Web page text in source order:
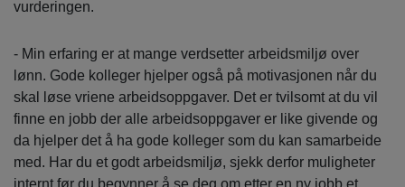
vurderingen.
- Min erfaring er at mange verdsetter arbeidsmiljø over
lønn. Gode kolleger hjelper også på motivasjonen når du
skal løse vriene arbeidsoppgaver. Det er tvilsomt at du vil
finne en jobb der alle arbeidsoppgaver er like givende og
da hjelper det å ha gode kolleger som du kan samarbeide
med. Har du et godt arbeidsmiljø, sjekk derfor muligheter